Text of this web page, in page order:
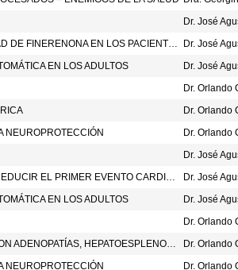
Dr. José
EFICACIA Y SEGURIDAD DE FINERENONA EN LOS PACIENTES CON ENFERMEDAD RENAL CRÓNICA: UN ANÁLISIS COMBINADO DE DATOS DE PARTICIPANTES INDIVIDUALES (INFINITY). LANCET 2026;407:2375-86.
Dr. José
EN LOS ADULTOS
Dr. José
Dr. Orlando
Dr. Orlando
NEUROPROTECCIÓN
Dr. Orlando
Dr. José
EVOLOCUMAB PARA REDUCIR EL PRIMER EVENTO CARDIOVASCULAR EN LOS PACIENTES SIN ATEROSCLEROSIS SIGNIFICATIVA CONOCIDA Y CON DIABETES. JAMA 2026;335:1400-7.
Dr. José
EN LOS ADULTOS
Dr. José
Dr. Orlando
MUJER DE 31 AÑOS CON ADENOPATÍAS, HEPATOESPLENOMEGALIA E HIPOGLOBULINEMIA
Dr. Orlando
NEUROPROTECCIÓN
Dr. Orlando